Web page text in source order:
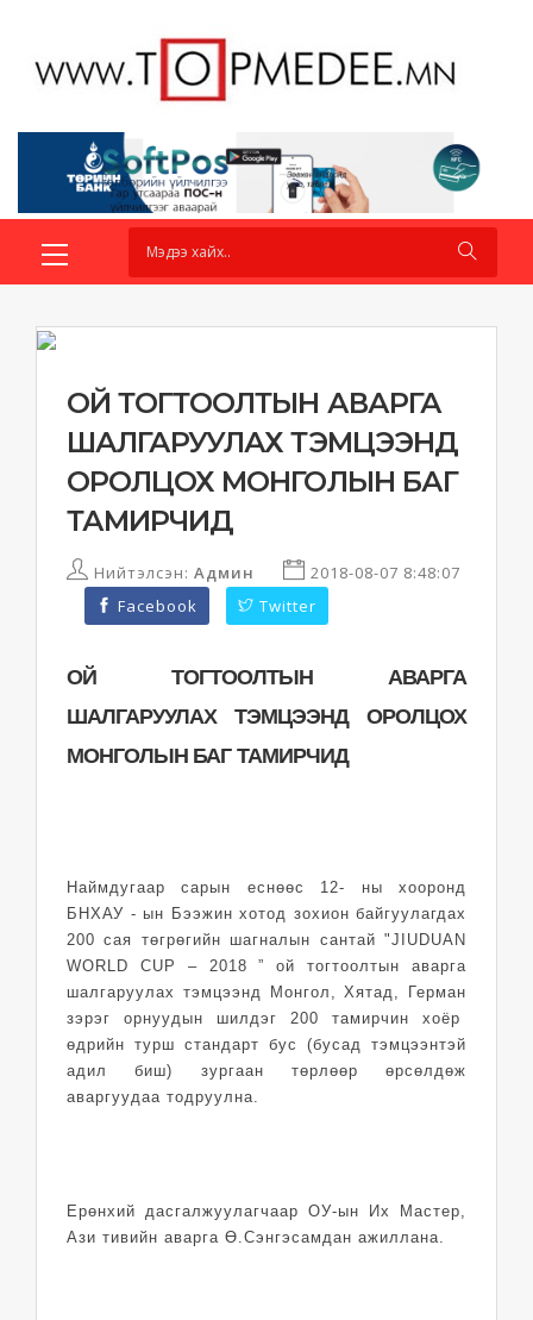
ОЙ ТОГТООЛТЫН АВАРГА
ШАЛГАРУУЛАХ ТЭМЦЭЭНД
ОРОЛЦОХ МОНГОЛЫН БАГ
ТАМИРЧИД
Нийтэлсэн: Админ
2018-08-07 8:48:07
Facebook
Twitter
ОЙ ТОГТООЛТЫН АВАРГА
ШАЛГАРУУЛАХ ТЭМЦЭЭНД ОРОЛЦОХ
МОНГОЛЫН БАГ ТАМИРЧИД
Наймдугаар сарын еснөөс 12- ны хооронд
БНХАУ - ын Бээжин хотод зохион байгуулагдах
200 сая төгрөгийн шагналын сантай "JIUDUAN
WORLD CUP – 2018 ” ой тогтоолтын аварга
шалгаруулах тэмцээнд Монгол, Хятад, Герман
зэрэг орнуудын шилдэг 200 тамирчин хоёр
өдрийн турш стандарт бус (бусад тэмцээнтэй
адил биш) зургаан төрлөөр өрсөлдөж
аваргуудаа тодруулна.
Ерөнхий дасгалжуулагчаар ОУ-ын Их Мастер,
Ази тивийн аварга Ө.Сэнгэсамдан ажиллана.